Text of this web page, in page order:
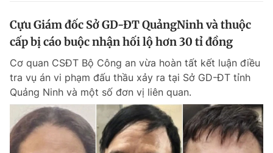
Cựu Giám đốc Sở GD-ĐT QuảngNinh và thuộc
cấp bị cáo buộc nhận hối lộ hơn 30 tỉ đồng
Cơ quan CSĐT Bộ Công an vừa hoàn tất kết luận điều
tra vụ án vi phạm đấu thầu xảy ra tại Sở GD-ĐT tỉnh
Quảng Ninh và một số đơn vị liên quan.